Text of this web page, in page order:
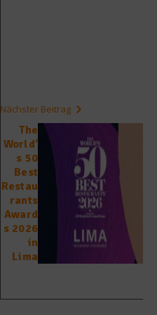
Nächster Beitrag
The
World’
s 50
Best
Restau
rants
Award
s 2026
in
Lima